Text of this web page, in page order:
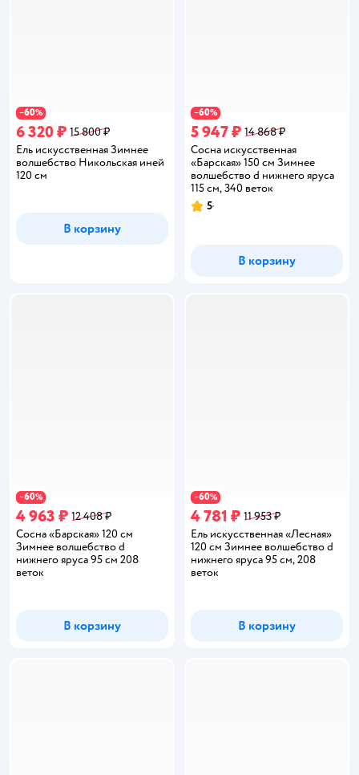
−60%
6 320 ₽ 15 800 ₽
Ель искусственная Зимнее
волшебство Никольская иней
120 см
В корзину
−60%
5 947 ₽ 14 868 ₽
Сосна искусственная
«Барская» 150 см Зимнее
волшебство d нижнего яруса
115 см, 340 веток
Рейтинг:
5
В корзину
−60%
4 963 ₽ 12 408 ₽
Сосна «Барская» 120 см
Зимнее волшебство d
нижнего яруса 95 см 208
веток
В корзину
−60%
4 781 ₽ 11 953 ₽
Ель искусственная «Лесная»
120 см Зимнее волшебство d
нижнего яруса 95 см, 208
веток
В корзину